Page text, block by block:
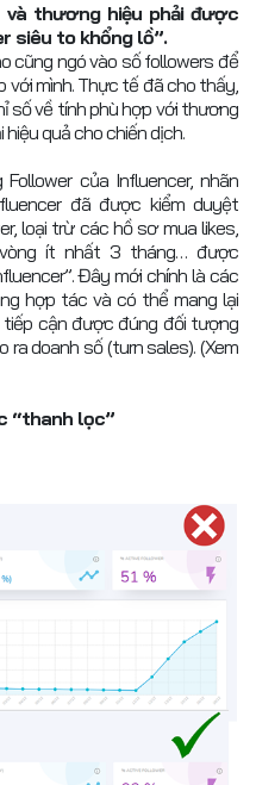
thương hiệu phải được
siêu to khổng lồ”.
cũng ngó vào số followers để
với mình. Thực tế đã cho thấy,
số về tính phù hợp với thương
quả cho chiến dịch.
của Influencer, nhãn
đã được kiểm duyệt
loại trừ các hồ sơ mua likes,
ít nhất 3 tháng… được
Đây mới chính là các
hợp tác và có thể mang lại
cận được đúng đối tượng
doanh số (turn sales). (Xem
“thanh lọc”